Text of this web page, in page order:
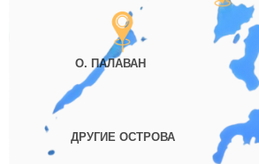
О. ПАЛАВАН
ДРУГИЕ ОСТРОВА